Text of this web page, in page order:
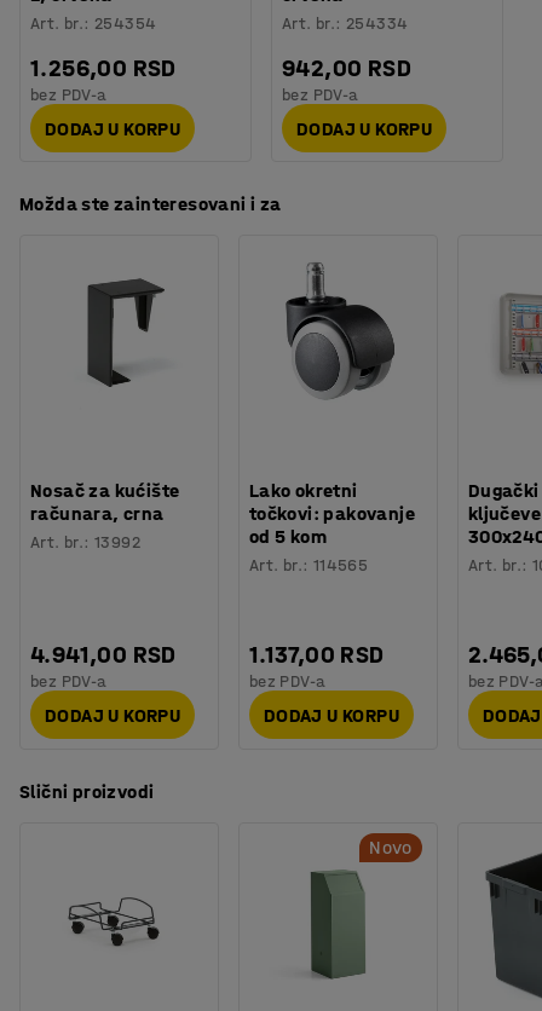
Art. br.: 254354
1.256,00 RSD
bez PDV-a
DODAJ U KORPU
Art. br.: 254334
942,00 RSD
bez PDV-a
DODAJ U KORPU
Možda ste zainteresovani i za
Nosač za kućište
računara, crna
Art. br.:13992
4.941,00 RSD
bez PDV-a
DODAJ U KORPU
Lako okretni
točkovi: pakovanje
od 5 kom
Art. br.: 114565
1.137,00 RSD
bez PDV-a
DODAJ U KORPU
Art. br.:
bez PDV-
Slični proizvodi
Novo